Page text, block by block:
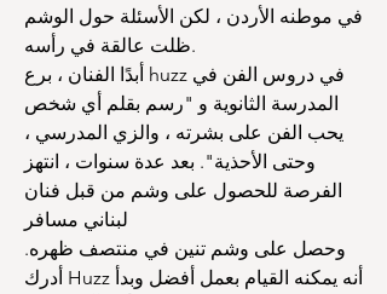
في موطنه الأردن ، لكن الأسئلة حول الوشم
ظلت عالقة في رأسه.
أبدًا الفنان ، برع huzz في دروس الفن في
المدرسة الثانوية و "رسم بقلم أي شخص
يحب الفن على بشرته ، والزي المدرسي ،
وحتى الأحذية". بعد عدة سنوات ، انتهز
الفرصة للحصول على وشم من قبل فنان
لبناني مسافر
وحصل على وشم تنين في منتصف ظهره.
أدرك Huzz أنه يمكنه القيام بعمل أفضل وبدأ